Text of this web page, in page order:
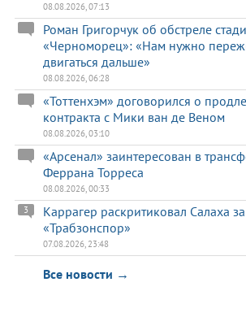
08.08.2026, 07:13
Роман Григорчук об обстреле
«Черноморец»: «Нам нужно
двигаться дальше»
08.08.2026, 06:28
«Тоттенхэм» договорился о
контракта с Мики ван де Веном
08.08.2026, 03:10
«Арсенал» заинтересован в
Феррана Торреса
08.08.2026, 00:33
Каррагер раскритиковал Салаха
«Трабзонспор»
3
07.08.2026, 23:48
Все новости →